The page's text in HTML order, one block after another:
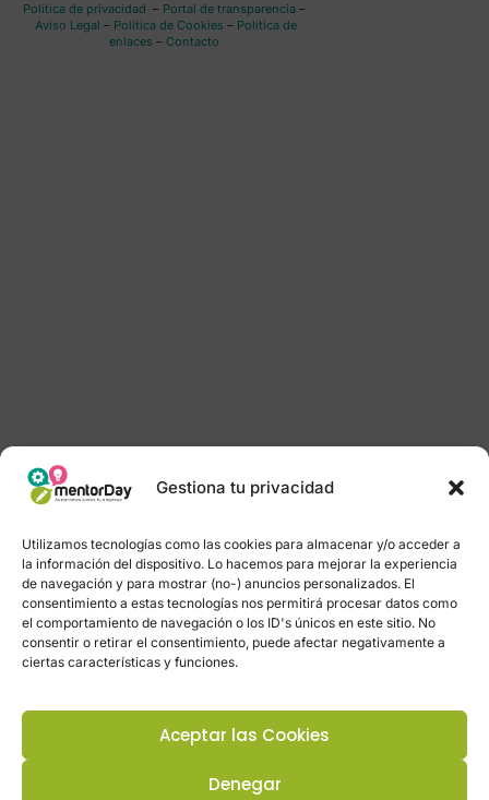
Gestiona tu privacidad
Utilizamos tecnologías como las cookies para almacenar y/o acceder a
la información del dispositivo. Lo hacemos para mejorar la experiencia
de navegación y para mostrar (no-) anuncios personalizados. El
consentimiento a estas tecnologías nos permitirá procesar datos como
el comportamiento de navegación o los ID's únicos en este sitio. No
consentir o retirar el consentimiento, puede afectar negativamente a
ciertas características y funciones.
Aceptar las Cookies
Denegar
Política de privacidad – Portal de transparencia–
Aviso Legal – Política de Cookies – Política de
enlaces – Contacto